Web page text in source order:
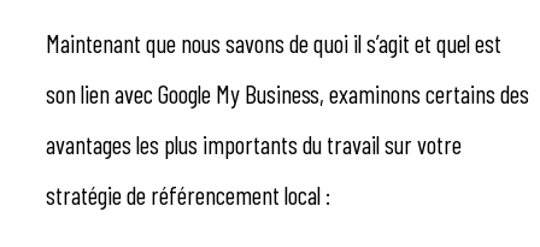
Maintenant que nous savons de quoi il s’agit et quel est
son lien avec Google My Business, examinons certains des
avantages les plus importants du travail sur votre
stratégie de référencement local :